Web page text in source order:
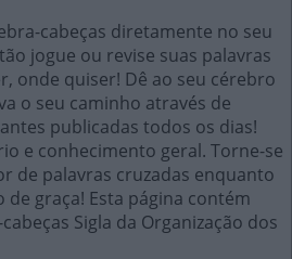
cabeças diretamente no seu
jogue ou revise suas palavras
onde quiser! Dê ao seu cérebro
o seu caminho através de
publicadas todos os dias!
e conhecimento geral. Torne-se
de palavras cruzadas enquanto
graça! Esta página contém
Sigla da Organização dos